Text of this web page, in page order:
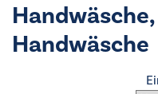
Handwäsche